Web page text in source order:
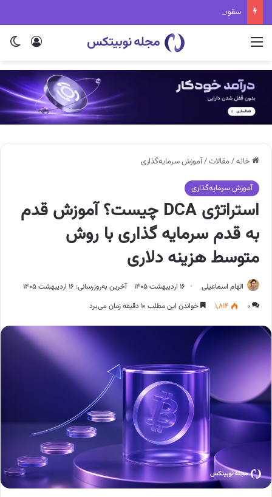
سقوط بزرگ آلت کوین‌ها: ۷۲ درصد از ۱۰۰ ارز برتر کریپتو مرده‌اند!
ورود منو
خانه/مقالات/آموزش سرمایه‌گذاری
آموزش سرمایه‌گذاری
استراتژی DCA چیست؟ آموزش قدم
به قدم سرمایه گذاری با روش
متوسط هزینه دلاری
الهام اسماعیلی ۱۶ اردیبهشت ۱۴۰۵
آخرین به‌روزرسانی: ۱۶ اردیبهشت ۱۴۰۵
۰
۱,۸۱۴ خواندن این مطلب ۱۰ دقیقه زمان می‌برد